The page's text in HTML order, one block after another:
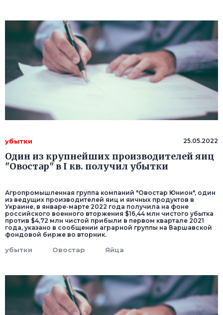
убытки 25.05.2022
Один из крупнейших производителей яиц
"Овостар" в I кв. получил убытки
Агропромышленная группа компаний "Овостар Юнион", один
из ведущих производителей яиц и яичных продуктов в
Украине, в январе-марте 2022 года получила на фоне
российского военного вторжения $16,44 млн чистого убытка
против $4,72 млн чистой прибыли в первом квартале 2021
года, указано в сообщении аграрной группы на Варшавской
фондовой бирже во вторник.
убытки Овостар Яйца